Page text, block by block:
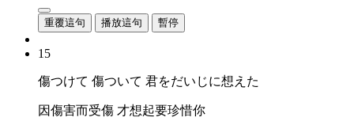
重覆這句 播放這句 暫停
15
傷つけて 傷ついて 君をだいじに想えた
因傷害而受傷 才想起要珍惜你